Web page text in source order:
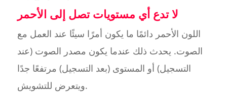
لا تدع أي مستويات تصل إلى الأحمر
اللون الأحمر دائمًا ما يكون أمرًا سيئًا عند العمل مع
الصوت. يحدث ذلك عندما يكون مصدر الصوت (عند
التسجيل) أو المستوى (بعد التسجيل) مرتفعًا جدًا
ويتعرض للتشويش.